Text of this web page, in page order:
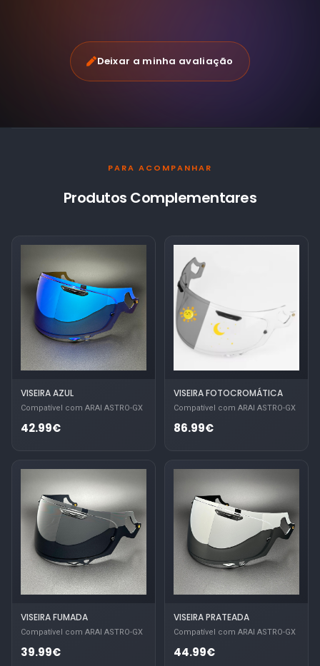
Deixar a minha avaliação
PARA ACOMPANHAR
Produtos Complementares
VISEIRA AZUL
Compatível com ARAI ASTRO-GX
42.99€
VISEIRA FOTOCROMÁTICA
Compatível com ARAI ASTRO-GX
86.99€
VISEIRA FUMADA
Compatível com ARAI ASTRO-GX
39.99€
VISEIRA PRATEADA
Compatível com ARAI ASTRO-GX
44.99€